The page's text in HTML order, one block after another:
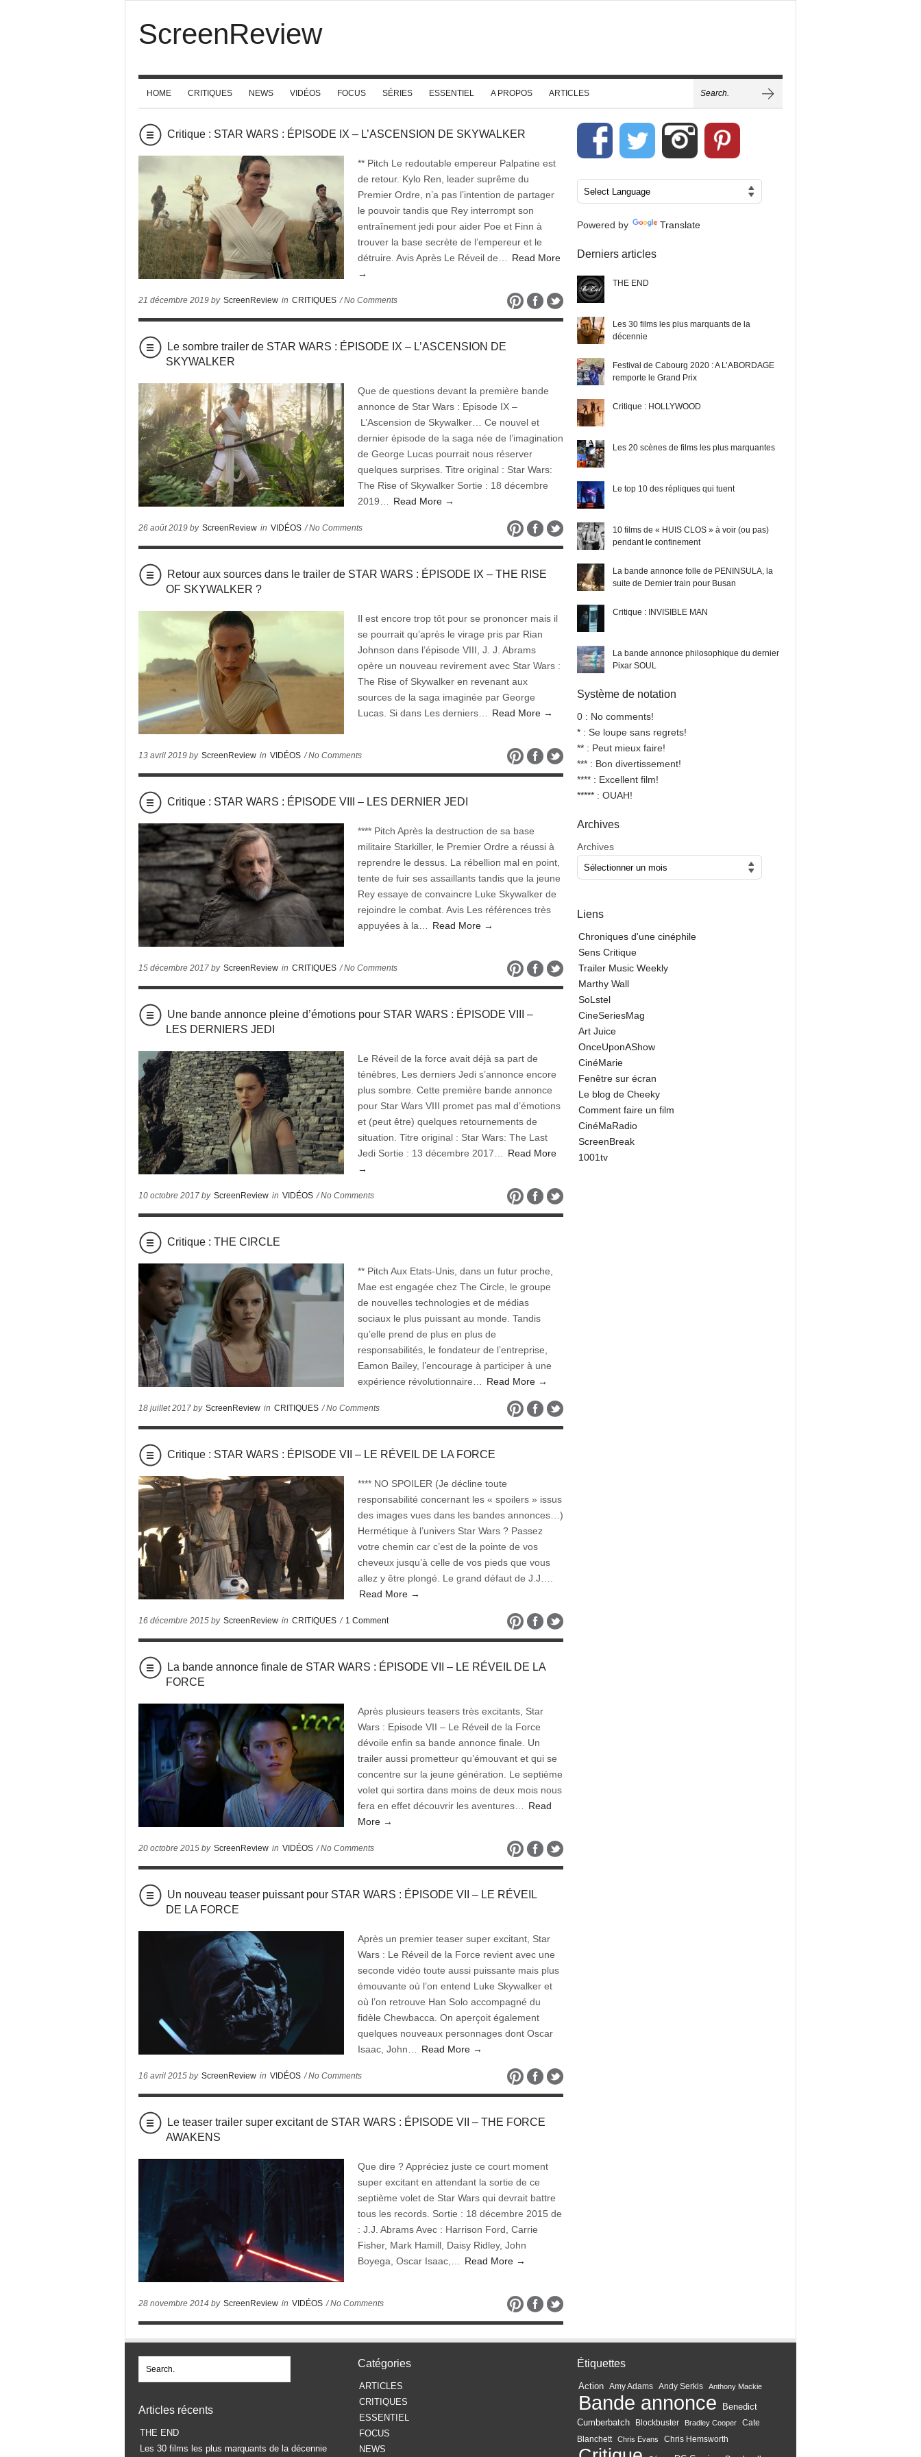
ScreenReview
HOME CRITIQUES NEWS VIDÉOS FOCUS SÉRIES ESSENTIEL A PROPOS ARTICLES
Critique : STAR WARS : ÉPISODE IX – L’ASCENSION DE SKYWALKER
** Pitch Le redoutable empereur Palpatine est
de retour. Kylo Ren, leader suprême du
Premier Ordre, n’a pas l’intention de partager
le pouvoir tandis que Rey interrompt son
entraînement jedi pour aider Poe et Finn à
trouver la base secrète de l’empereur et le
détruire. Avis Après Le Réveil de…
Read More
→
21 décembre 2019 by ScreenReview in CRITIQUES / No Comments
Le sombre trailer de STAR WARS : ÉPISODE IX – L’ASCENSION DE
SKYWALKER
Que de questions devant la première bande
annonce de Star Wars : Episode IX –
L’Ascension de Skywalker… Ce nouvel et
dernier épisode de la saga née de l’imagination
de George Lucas pourrait nous réserver
quelques surprises. Titre original : Star Wars:
The Rise of Skywalker Sortie : 18 décembre
2019…
Read More →
26 août 2019 by ScreenReview in VIDÉOS / No Comments
Retour aux sources dans le trailer de STAR WARS : ÉPISODE IX – THE RISE
OF SKYWALKER ?
Il est encore trop tôt pour se prononcer mais il
se pourrait qu’après le virage pris par Rian
Johnson dans l’épisode VIII, J. J. Abrams
opère un nouveau revirement avec Star Wars :
The Rise of Skywalker en revenant aux
sources de la saga imaginée par George
Lucas. Si dans Les derniers…
Read More →
13 avril 2019 by ScreenReview in VIDÉOS / No Comments
Critique : STAR WARS : ÉPISODE VIII – LES DERNIER JEDI
**** Pitch Après la destruction de sa base
militaire Starkiller, le Premier Ordre a réussi à
reprendre le dessus. La rébellion mal en point,
tente de fuir ses assaillants tandis que la jeune
Rey essaye de convaincre Luke Skywalker de
rejoindre le combat. Avis Les références très
appuyées à la…
Read More →
15 décembre 2017 by ScreenReview in CRITIQUES / No Comments
Une bande annonce pleine d’émotions pour STAR WARS : ÉPISODE VIII –
LES DERNIERS JEDI
Le Réveil de la force avait déjà sa part de
ténèbres, Les derniers Jedi s’annonce encore
plus sombre. Cette première bande annonce
pour Star Wars VIII promet pas mal d’émotions
et (peut être) quelques retournements de
situation. Titre original : Star Wars: The Last
Jedi Sortie : 13 décembre 2017…
Read More
→
10 octobre 2017 by ScreenReview in VIDÉOS / No Comments
Critique : THE CIRCLE
** Pitch Aux Etats-Unis, dans un futur proche,
Mae est engagée chez The Circle, le groupe
de nouvelles technologies et de médias
sociaux le plus puissant au monde. Tandis
qu’elle prend de plus en plus de
responsabilités, le fondateur de l’entreprise,
Eamon Bailey, l’encourage à participer à une
expérience révolutionnaire…
Read More →
18 juillet 2017 by ScreenReview in CRITIQUES / No Comments
Critique : STAR WARS : ÉPISODE VII – LE RÉVEIL DE LA FORCE
**** NO SPOILER (Je décline toute
responsabilité concernant les « spoilers » issus
des images vues dans les bandes annonces…)
Hermétique à l’univers Star Wars ? Passez
votre chemin car c’est de la pointe de vos
cheveux jusqu’à celle de vos pieds que vous
allez y être plongé. Le grand défaut de J.J….
Read More →
16 décembre 2015 by ScreenReview in CRITIQUES / 1 Comment
La bande annonce finale de STAR WARS : ÉPISODE VII – LE RÉVEIL DE LA
FORCE
Après plusieurs teasers très excitants, Star
Wars : Episode VII – Le Réveil de la Force
dévoile enfin sa bande annonce finale. Un
trailer aussi prometteur qu’émouvant et qui se
concentre sur la jeune génération. Le septième
volet qui sortira dans moins de deux mois nous
fera en effet découvrir les aventures…
Read
More →
20 octobre 2015 by ScreenReview in VIDÉOS / No Comments
Un nouveau teaser puissant pour STAR WARS : ÉPISODE VII – LE RÉVEIL
DE LA FORCE
Après un premier teaser super excitant, Star
Wars : Le Réveil de la Force revient avec une
seconde vidéo toute aussi puissante mais plus
émouvante où l’on entend Luke Skywalker et
où l’on retrouve Han Solo accompagné du
fidèle Chewbacca. On aperçoit également
quelques nouveaux personnages dont Oscar
Isaac, John…
Read More →
16 avril 2015 by ScreenReview in VIDÉOS / No Comments
Le teaser trailer super excitant de STAR WARS : ÉPISODE VII – THE FORCE
AWAKENS
Que dire ? Appréciez juste ce court moment
super excitant en attendant la sortie de ce
septième volet de Star Wars qui devrait battre
tous les records. Sortie : 18 décembre 2015 de
: J.J. Abrams Avec : Harrison Ford, Carrie
Fisher, Mark Hamill, Daisy Ridley, John
Boyega, Oscar Isaac,…
Read More →
28 novembre 2014 by ScreenReview in VIDÉOS / No Comments
Powered by Translate
Derniers articles
THE END
Les 30 films les plus marquants de la
décennie
Festival de Cabourg 2020 : A L’ABORDAGE
remporte le Grand Prix
Critique : HOLLYWOOD
Les 20 scènes de films les plus marquantes
Le top 10 des répliques qui tuent
10 films de « HUIS CLOS » à voir (ou pas)
pendant le confinement
La bande annonce folle de PENINSULA, la
suite de Dernier train pour Busan
Critique : INVISIBLE MAN
La bande annonce philosophique du dernier
Pixar SOUL
Système de notation
0 : No comments!
* : Se loupe sans regrets!
** : Peut mieux faire!
*** : Bon divertissement!
**** : Excellent film!
***** : OUAH!
Archives
Archives
Liens
Chroniques d'une cinéphile
Sens Critique
Trailer Music Weekly
Marthy Wall
SoLstel
CineSeriesMag
Art Juice
OnceUponAShow
CinéMarie
Fenêtre sur écran
Le blog de Cheeky
Comment faire un film
CinéMaRadio
ScreenBreak
1001tv
Articles récents
THE END
Les 30 films les plus marquants de la décennie
Catégories
ARTICLES
CRITIQUES
ESSENTIEL
FOCUS
NEWS
Étiquettes
Action Amy Adams Andy Serkis Anthony Mackie
Bande annonce
Benedict
Cumberbatch
Blockbuster Bradley Cooper
Cate
Blanchett
Chris Evans Chris Hemsworth